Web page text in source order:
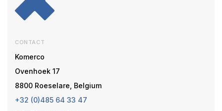
CONTACT
Komerco
Ovenhoek 17
8800 Roeselare, Belgium
+32 (0)485 64 33 47